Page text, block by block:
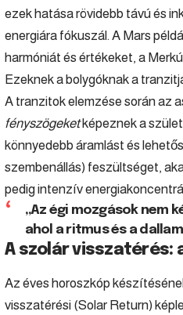
ezek hatása rövidebb távú és
energiára fókuszál. A Mars
harmóniát és értékeket, a
Ezeknek a bolygóknak a
A tranzitok elemzése során az
fényszögeketképeznek a
könnyedebb áramlást és
szembenállás) feszültséget,
pedig intenzív
„Az égi mozgások nem
ahol a ritmus és a
A szolár visszatérés:
Az éves horoszkóp
visszatérési (Solar Return)